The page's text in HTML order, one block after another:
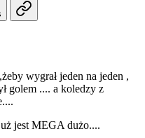
wygrał jeden na jeden ,
golem .... a koledzy z
jest MEGA dużo....